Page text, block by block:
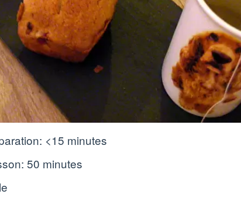
<15 minutes
50 minutes